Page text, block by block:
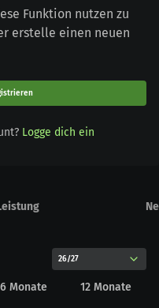
Funktion nutzen zu
erstelle einen neuen
Logge dich ein
26/27
6 Monate 12 Monate